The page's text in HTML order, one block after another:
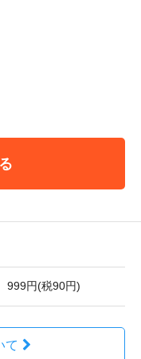
999円(税90円)
て